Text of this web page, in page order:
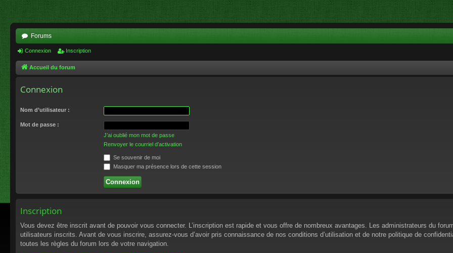
Forums
Connexion Inscription
Accueil du forum
Connexion
Nom d’utilisateur :
Mot de passe :
J’ai oublié mon mot de passe
Renvoyer le courriel d’activation
Se souvenir de moi
Masquer ma présence lors de cette session
Inscription
Vous devez être inscrit avant de pouvoir vous connecter. L’inscription est rapide et vous offre de nombreux avantages. Les administrateurs du
utilisateurs inscrits. Avant de vous inscrire, assurez-vous d’avoir pris connaissance de nos conditions d’utilisation et de notre politique de
toutes les règles du forum lors de votre navigation.